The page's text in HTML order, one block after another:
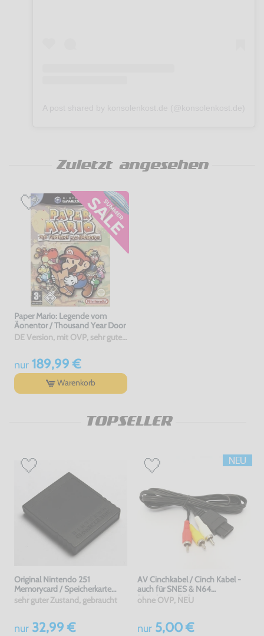
Zuletzt angesehen
Paper Mario: Legende vom
Äonentor / Thousand Year Door
DE Version, mit OVP, sehr guter Zustand, gebraucht
nur189,99 €
Warenkorb
TOPSELLER
Original Nintendo 251
Memorycard / Speicherkarte
#schwarz
sehr guter Zustand, gebraucht
nur32,99 €
AV Cinchkabel / Cinch Kabel -
auch für SNES & N64
[Dritthersteller]
ohne OVP, NEU
nur5,00 €